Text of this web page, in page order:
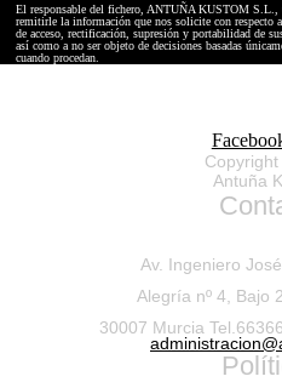
El responsable del fichero, ANTUÑA KUSTOM S.L.,
remitirle la información que nos solicite con respecto
de acceso, rectificación, supresión y portabilidad de
así como a no ser objeto de decisiones basadas
cuando procedan.
Antuña
Av. Ingeniero José
Alegría nº 4, Bajo 2
30007 Murcia